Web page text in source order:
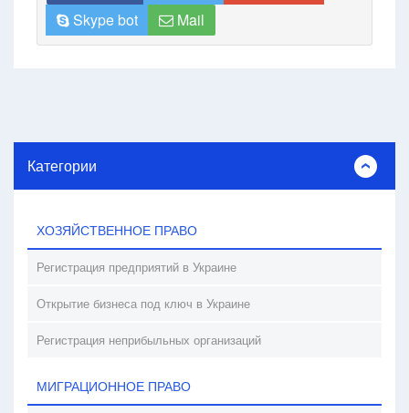
Skype bot
Mail
Категории
ХОЗЯЙСТВЕННОЕ ПРАВО
Регистрация предприятий в Украине
Открытие бизнеса под ключ в Украине
Регистрация неприбыльных организаций
МИГРАЦИОННОЕ ПРАВО